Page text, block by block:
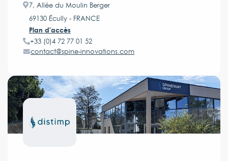
7, Allée du Moulin Berger
69130 Écully - FRANCE
Plan d'accès
+33 (0)4 72 77 01 52
contact@spine-innovations.com